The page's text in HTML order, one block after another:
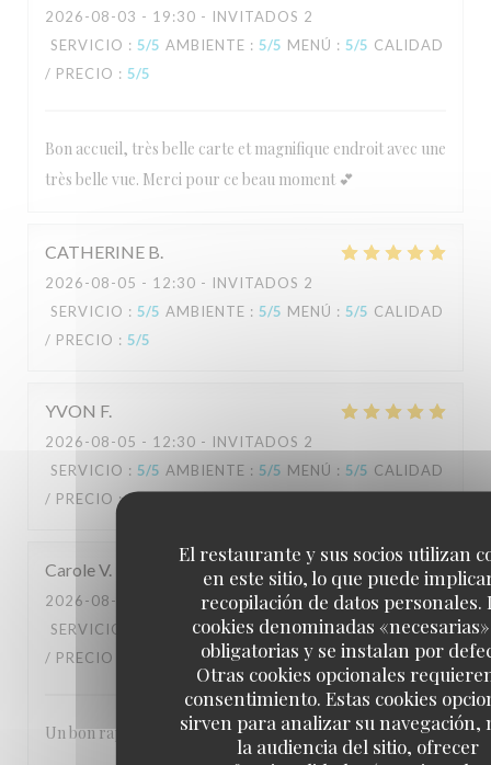
El restaurante y sus socios utilizan
en este sitio, lo que puede
recopilación de datos personales.
cookies denominadas
obligatorias y se instalan por
Otras cookies opcionales
consentimiento. Estas cookies
sirven para analizar su navegación,
la audiencia del sitio, ofrecer
2026-08-03 - 19:30 - INVITADOS 2
SERVICIO : 5/5 AMBIENTE : 5/5 MENÚ : 5/5 CALIDAD
/ PRECIO : 5/5
Bon accueil, très belle carte et magnifique endroit avec une
très belle vue. Merci pour ce beau moment 💕
CATHERINE B
2026-08-05 - 12:30 - INVITADOS 2
SERVICIO : 5/5 AMBIENTE : 5/5 MENÚ : 5/5 CALIDAD
/ PRECIO : 5/5
YVON F
2026-08-05 - 12:30 - INVITADOS 2
SERVICIO : 5/5 AMBIENTE : 5/5 MENÚ : 5/5 CALIDAD
/ PRECIO : 5
CaroleV
2026-08-05
- 12:15 - INVITADOS 2
SERVICIO
AMBIENTE: 5/5 MENÚ: 5/5
CALIDAD
/ PRECIO
Un bon rapport qualité prix